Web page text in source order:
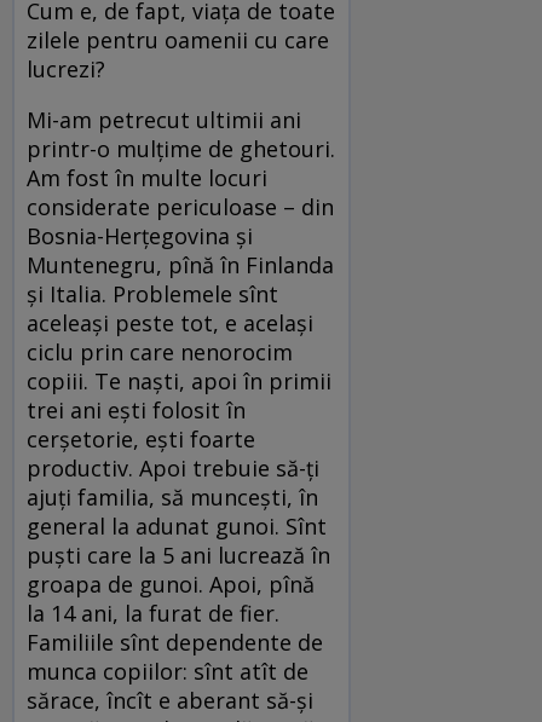
Cum e, de fapt, viaţa de toate
zilele pentru oamenii cu care
lucrezi?
Mi-am petrecut ultimii ani
printr-o mulţime de ghetouri.
Am fost în multe locuri
considerate periculoase – din
Bosnia-Herţegovina şi
Muntenegru, pînă în Finlanda
şi Italia. Problemele sînt
aceleaşi peste tot, e acelaşi
ciclu prin care nenorocim
copiii. Te naşti, apoi în primii
trei ani eşti folosit în
cerşetorie, eşti foarte
productiv. Apoi trebuie să-ţi
ajuţi familia, să munceşti, în
general la adunat gunoi. Sînt
puşti care la 5 ani lucrează în
groapa de gunoi. Apoi, pînă
la 14 ani, la furat de fier.
Familiile sînt dependente de
munca copiilor: sînt atît de
sărace, încît e aberant să-şi